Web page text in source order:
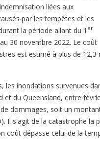
liées aux
par les tempêtes et les
la période allant du 1 er
30 novembre 2022. Le coût
est estimé à plus de 12,3
les inondations survenues
et du Queensland, entre
dommages, soit un
Il s'agit de la catastrophe la
coût dépasse celui de la